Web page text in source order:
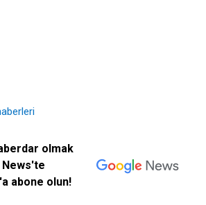
olmak
News'te
abone olun!